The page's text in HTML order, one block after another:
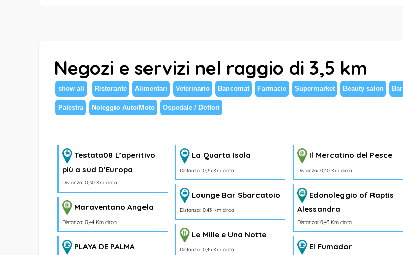
Negozi e servizi nel raggio di 3,5 km
show all Ristorante Alimentari Veterinario Bancomat Farmacie Supermarket Beauty salon Bar
Palestra Noleggio Auto/Moto Ospedale / Dottori
Testata08 L’aperitivo
più a sud D’Europa
Distanza: 0,30 Km circa
La Quarta Isola
Distanza: 0,35 Km circa
Il Mercatino del Pesce
Distanza: 0,40 Km circa
Lounge Bar Sbarcatoio
Distanza: 0,43 Km circa
Edonoleggio of Raptis
Alessandra
Distanza: 0,43 Km circa
Maraventano Angela
Distanza: 0,44 Km circa
Le Mille e Una Notte
Distanza: 0,45 Km circa
PLAYA DE PALMA El Fumador